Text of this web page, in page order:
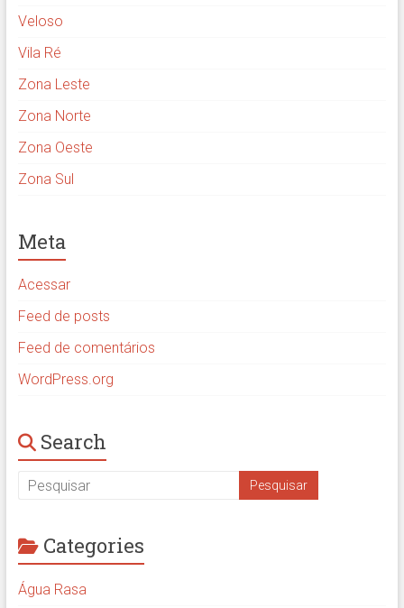
Veloso
Vila Ré
Zona Leste
Zona Norte
Zona Oeste
Zona Sul
Meta
Acessar
Feed de posts
Feed de comentários
WordPress.org
Search
Categories
Água Rasa